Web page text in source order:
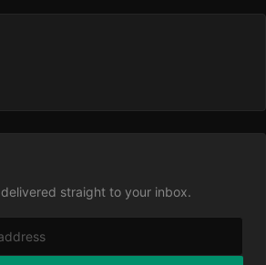
straight to your inbox.